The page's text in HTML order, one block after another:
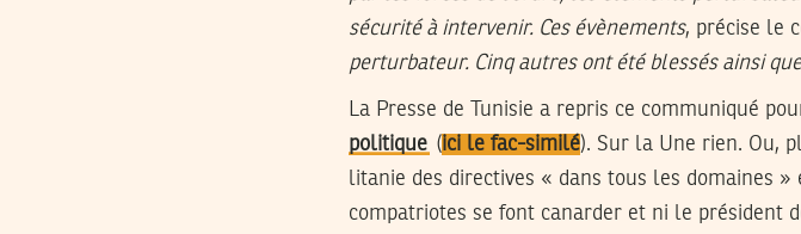
sécurité à intervenir. Ces évènements, précise le
perturbateur. Cinq autres ont été blessés ainsi
La Presse de Tunisie a repris ce communiqué
politique (ici le fac-similé). Sur la Une rien. Ou,
litanie des directives « dans tous les domaines
compatriotes se font canarder et ni le président